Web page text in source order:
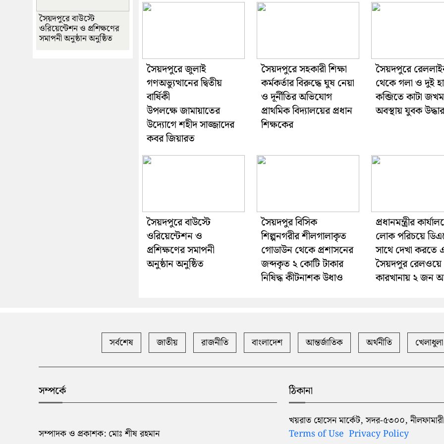
সৈয়দপুরে জুলাই
গণঅভ্যুত্থানের দ্বিতীয়
বার্ষিকী
উপলক্ষে জামায়াতের
উদ্যোগে শহীদ সাজ্জাদের
কবর জিয়ারত
সৈয়দপুরে সহকারী শিক্ষা
কর্মকর্তার বিরুদ্ধে ঘুষ নেয়া
ও দূর্নীতির অভিযোগ
প্রাথমিক বিদ্যালয়ের প্রধান
শিক্ষকের
সৈয়দপুরে
থেকে গলা ও দুই
কব্জিতে কাটা জখম
অবস্থায় যুবক উদ্ধার
সৈয়দপুরে বাউস্টে
ওরিয়েন্টেশন ও
প্রশিক্ষণের সমাপনী
অনুষ্ঠান অনুষ্ঠিত
সৈয়দপুর বিসিক
শিল্পনগরীর শীলগালাকৃত
গোডাউন থেকে প্রশাসনের
জব্দকৃত ২ কোটি টাকার
নিষিদ্ধ কীটনাশক উধাও
প্রধানমন্ত্রীর
লোক পরিচয়ে
সাথে দেখা করতে
সৈয়দপুর রেলওয়ে
কারখানায় ২ জন
সৈয়দপুরে বাউস্টে
ওরিয়েন্টেশন ও প্রশিক্ষণের
সমাপনী অনুষ্ঠান অনুষ্ঠিত
সর্বশেষ জাতীয় রাজনীতি বাংলাদেশ আন্তর্জাতিক অর্থনীতি খেলাধুলা
সম্পর্কে
সম্পাদক ও প্রকাশক: মোঃ শীষ রহমান
ঠিকানা
খয়রাত হোসেন মার্কেট, সদর-৫৩০০, নীলফামারী
Terms of Use Privacy Policy